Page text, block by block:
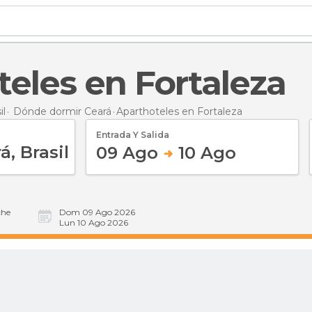
en Fortaleza
Dónde dormir Ceará Aparthoteles en Fortaleza
Entrada Y Salida
09 Ago 10 Ago
Dom 09 Ago 2026
Lun 10 Ago 2026